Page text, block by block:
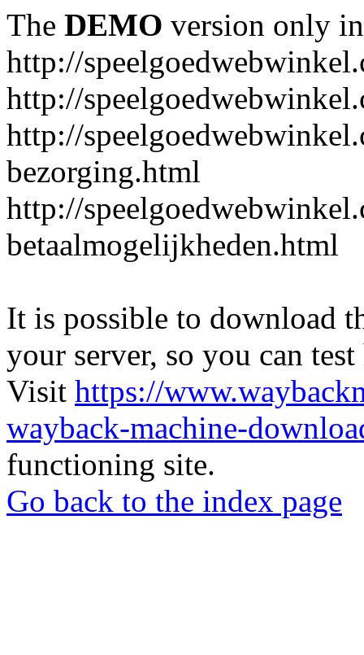
The DEMO version only
http://
http://
http://
bezorging.html
http://
betaalmogelijkheden.html
It is possible to download
your server, so you can
Visit https://
wayback-machine-
functioning site.
Go back to the index page